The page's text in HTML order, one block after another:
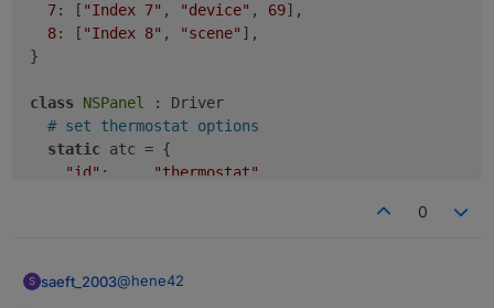
7: [ "Index 7" , "device" , 69],
8: [ "Index 8" , "scene" ],
}
class NSPanel : Driver
# set thermostat options
static atc = {
"id" : "thermostat"
0
S saeft_2003@hene42